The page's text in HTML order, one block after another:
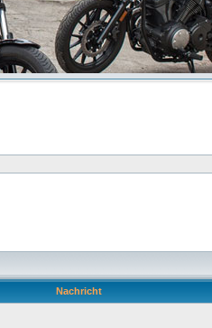
Nachricht